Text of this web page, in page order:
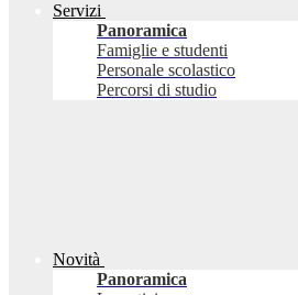
Servizi
Panoramica
Famiglie e studenti
Personale scolastico
Percorsi di studio
Novità
Panoramica